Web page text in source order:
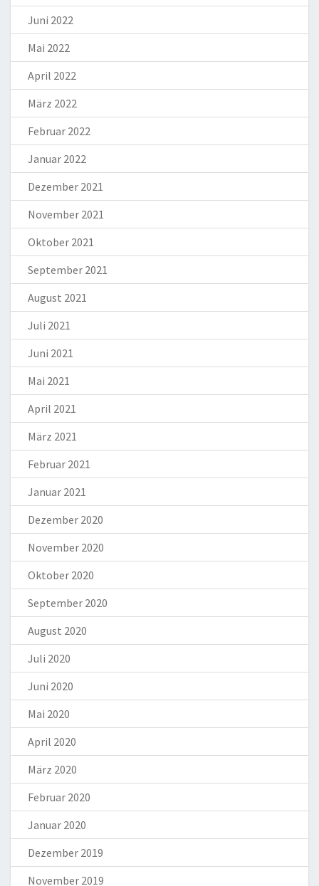
Juni 2022
Mai 2022
April 2022
März 2022
Februar 2022
Januar 2022
Dezember 2021
November 2021
Oktober 2021
September 2021
August 2021
Juli 2021
Juni 2021
Mai 2021
April 2021
März 2021
Februar 2021
Januar 2021
Dezember 2020
November 2020
Oktober 2020
September 2020
August 2020
Juli 2020
Juni 2020
Mai 2020
April 2020
März 2020
Februar 2020
Januar 2020
Dezember 2019
November 2019